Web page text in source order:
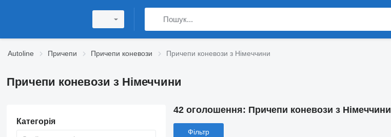
Autoline Причепи Причепи коневози Причепи коневози з Німеччини
Причепи коневози з Німеччини
Категорія
42 оголошення: Причепи коневози з Німеччини
Фільтр